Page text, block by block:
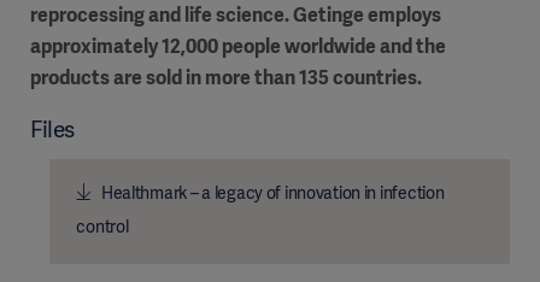
reprocessing and life science. Getinge employs
approximately 12,000 people worldwide and the
products are sold in more than 135 countries.
Files
Healthmark – a legacy of innovation in infection
control